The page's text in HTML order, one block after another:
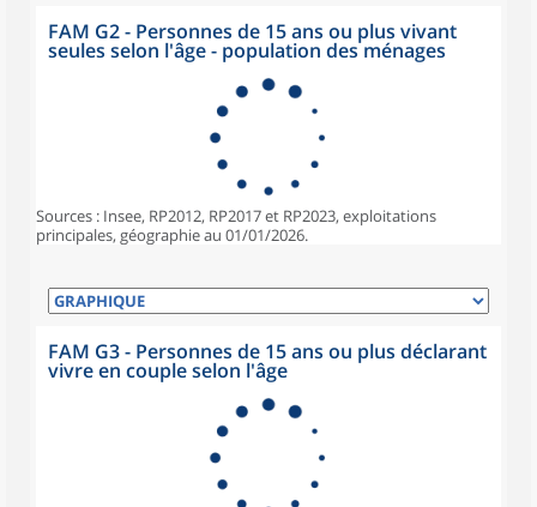
FAM G2 - Personnes de 15 ans ou plus vivant
seules selon l'âge - population des ménages
Sources : Insee, RP2012, RP2017 et RP2023, exploitations
principales, géographie au 01/01/2026.
FAM G3 - Personnes de 15 ans ou plus déclarant
vivre en couple selon l'âge